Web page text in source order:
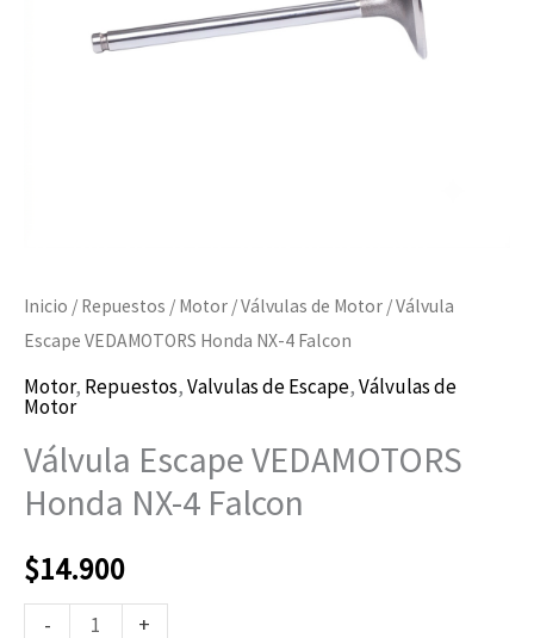
Inicio / Repuestos / Motor /Válvulas de Motor / Válvula
Escape VEDAMOTORS Honda NX-4 Falcon
Motor, Repuestos,Valvulas de Escape,Válvulas de
Motor
Válvula Escape VEDAMOTORS
Honda NX-4 Falcon
$14.900
-
cantidad
+